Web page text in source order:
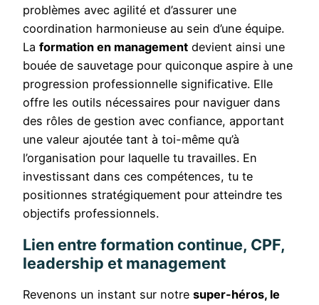
problèmes avec agilité et d’assurer une
coordination harmonieuse au sein d’une équipe.
La formation en management devient ainsi une
bouée de sauvetage pour quiconque aspire à une
progression professionnelle significative. Elle
offre les outils nécessaires pour naviguer dans
des rôles de gestion avec confiance, apportant
une valeur ajoutée tant à toi-même qu’à
l’organisation pour laquelle tu travailles. En
investissant dans ces compétences, tu te
positionnes stratégiquement pour atteindre tes
objectifs professionnels.
Lien entre formation continue, CPF,
leadership et management
Revenons un instant sur notre super-héros, le